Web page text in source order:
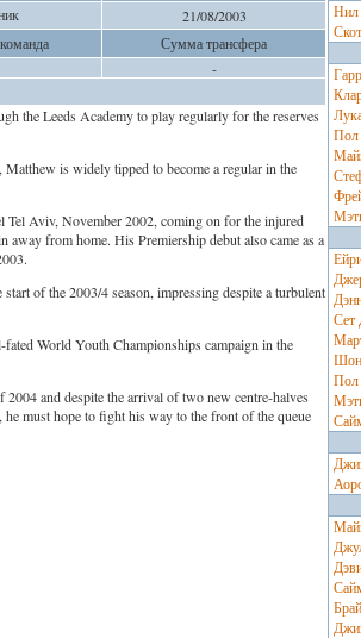
21/08/2003
Сумма трансфера
-
the Leeds Academy to play regularly for the reserves
is widely tipped to become a regular in the
Tel Aviv, November 2002, coming on for the injured
away from home. His Premiership debut also came as a
of the 2003/4 season, impressing despite a turbulent
World Youth Championships campaign in the
and despite the arrival of two new centre-halves
must hope to fight his way to the front of the queue
Нил
Пол
Сет
Шон
Пол